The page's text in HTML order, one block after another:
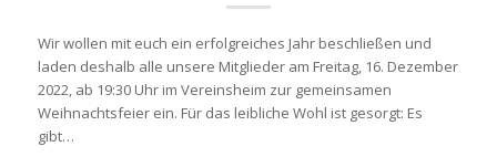
Wir wollen mit euch ein erfolgreiches Jahr beschließen und
laden deshalb alle unsere Mitglieder am Freitag, 16. Dezember
2022, ab 19:30 Uhr im Vereinsheim zur gemeinsamen
Weihnachtsfeier ein. Für das leibliche Wohl ist gesorgt: Es
gibt…